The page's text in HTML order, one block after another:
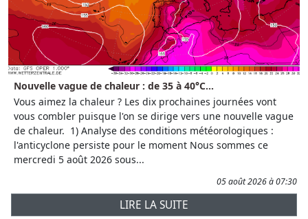
Nouvelle vague de chaleur : de 35 à 40°C...
Vous aimez la chaleur ? Les dix prochaines journées vont
vous combler puisque l'on se dirige vers une nouvelle vague
de chaleur. 1) Analyse des conditions météorologiques :
l'anticyclone persiste pour le moment Nous sommes ce
mercredi 5 août 2026 sous...
05 août 2026 à 07:30
LIRE LA SUITE